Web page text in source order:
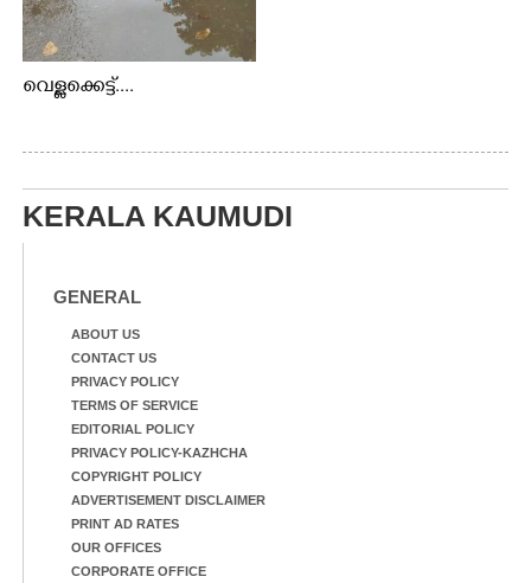
വെള്ളക്കെട്ട്....
KERALA KAUMUDI
GENERAL
ABOUT US
CONTACT US
PRIVACY POLICY
TERMS OF SERVICE
EDITORIAL POLICY
PRIVACY POLICY-KAZHCHA
COPYRIGHT POLICY
ADVERTISEMENT DISCLAIMER
PRINT AD RATES
OUR OFFICES
CORPORATE OFFICE